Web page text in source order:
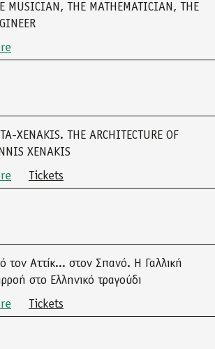
MUSICIAN, THE MATHEMATICIAN, THE
XENAKIS. THE ARCHITECTURE OF
XENAKIS
Tickets
τον Αττίκ... στον Σπανό. Η Γαλλική
στο Ελληνικό τραγούδι
Tickets